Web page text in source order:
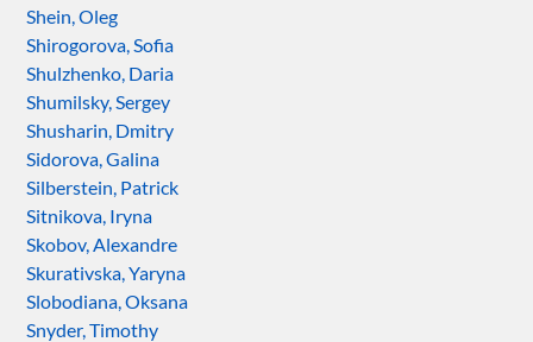
Shein, Oleg
Shirogorova, Sofia
Shulzhenko, Daria
Shumilsky, Sergey
Shusharin, Dmitry
Sidorova, Galina
Silberstein, Patrick
Sitnikova, Iryna
Skobov, Alexandre
Skurativska, Yaryna
Slobodiana, Oksana
Snyder, Timothy